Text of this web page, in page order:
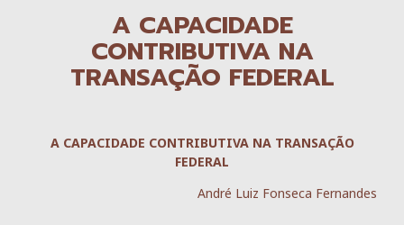
A CAPACIDADE
CONTRIBUTIVA NA
TRANSAÇÃO FEDERAL
A CAPACIDADE CONTRIBUTIVA NA TRANSAÇÃO
FEDERAL
André Luiz Fonseca Fernandes